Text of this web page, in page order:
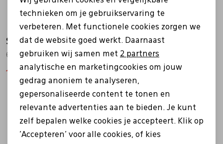
Solidus
67000 Kai beige
135,96 169,95
Ecco
831714 Track 25 bruin
Sale
Analytische cookies
Marketing cookies
technieken om je gebruikservaring te
verbeteren. Met functionele cookies zorgen we
dat de website goed werkt. Daarnaast
gebruiken wij samen met 2 partners
analytische en marketingcookies om jouw
gedrag anoniem te analyseren,
gepersonaliseerde content te tonen en
relevante advertenties aan te bieden. Je kunt
zelf bepalen welke cookies je accepteert. Klik op
'Accepteren' voor alle cookies, of kies